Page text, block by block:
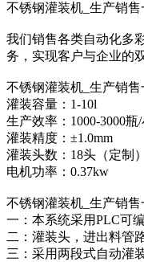
不锈钢 灌装机_生产销
我们销售各类自动化多
务，实现客户与企业的
不锈钢 灌装机_生产销
灌装容量：1-10l
生产效率：1000-3000瓶
灌装精度：±1.0mm
灌装头数：18头（定制）
电机功率：0.37kw
不锈钢 灌装机_生产销
一：本系统采用PLC可
二：灌装头，进出料管
三：采用两段式自动灌